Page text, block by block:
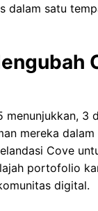
satu
3
mereka
Cove
portofolio
digital.